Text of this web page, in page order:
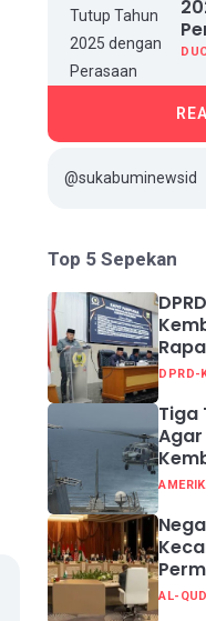
@sukabuminewsid
Top 5 Sepekan
DPRD-
Tiga
AL-